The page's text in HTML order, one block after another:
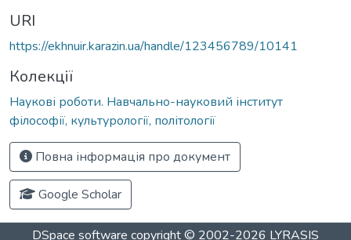
URI
https://ekhnuir.karazin.ua/handle/123456789/10141
Колекції
Наукові роботи. Навчально-науковий інститут
філософії, культурології, політології
Повна інформація про документ
Google Scholar
DSpace software copyright © 2002-2026 LYRASIS